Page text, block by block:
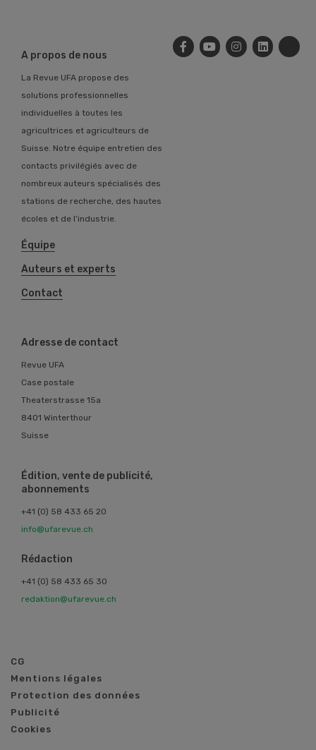
A propos de nous
La Revue UFA propose des
solutions professionnelles
individuelles à toutes les
agricultrices et agriculteurs de
Suisse. Notre équipe entretien des
contacts privilégiés avec de
nombreux auteurs spécialisés des
stations de recherche, des hautes
écoles et de l’industrie.
Équipe
Auteurs et experts
Contact
Adresse de contact
Revue UFA
Case postale
Theaterstrasse 15a
8401 Winterthour
Suisse
Édition, vente de publicité,
abonnements
+41 (0) 58 433 65 20
info@ufarevue.ch
Rédaction
+41 (0) 58 433 65 30
redaktion@ufarevue.ch
CG
Mentions légales
Protection des données
Publicité
Cookies